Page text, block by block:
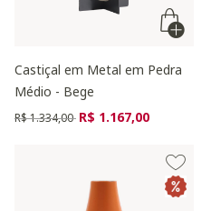
Castiçal em Metal em Pedra
Médio - Bege
Preço reduzido de
R$ 1.334,00 para
R$ 1.167,00